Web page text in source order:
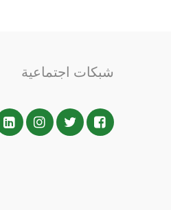
شبكات اجتماعية